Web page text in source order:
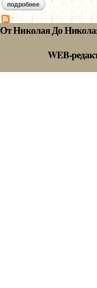
подробнее о однажды
От Николая До
WEB-